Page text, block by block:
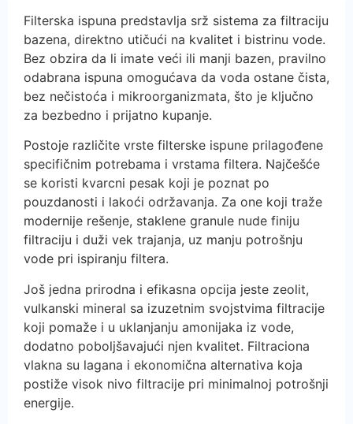
Filterska ispuna predstavlja srž sistema za filtraciju
bazena, direktno utičući na kvalitet i bistrinu vode.
Bez obzira da li imate veći ili manji bazen, pravilno
odabrana ispuna omogućava da voda ostane čista,
bez nečistoća i mikroorganizmata, što je ključno
za bezbedno i prijatno kupanje.
Postoje različite vrste filterske ispune prilagođene
specifičnim potrebama i vrstama filtera. Najčešće
se koristi kvarcni pesak koji je poznat po
pouzdanosti i lakoći održavanja. Za one koji traže
modernije rešenje, staklene granule nude finiju
filtraciju i duži vek trajanja, uz manju potrošnju
vode pri ispiranju filtera.
Još jedna prirodna i efikasna opcija jeste zeolit,
vulkanski mineral sa izuzetnim svojstvima filtracije
koji pomaže i u uklanjanju amonijaka iz vode,
dodatno poboljšavajući njen kvalitet. Filtraciona
vlakna su lagana i ekonomična alternativa koja
postiže visok nivo filtracije pri minimalnoj potrošnji
energije.